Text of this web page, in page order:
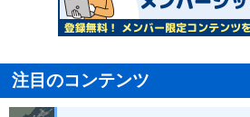
注目のコンテンツ